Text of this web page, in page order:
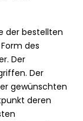
der bestellten
des
Der
Der
gewünschten
deren